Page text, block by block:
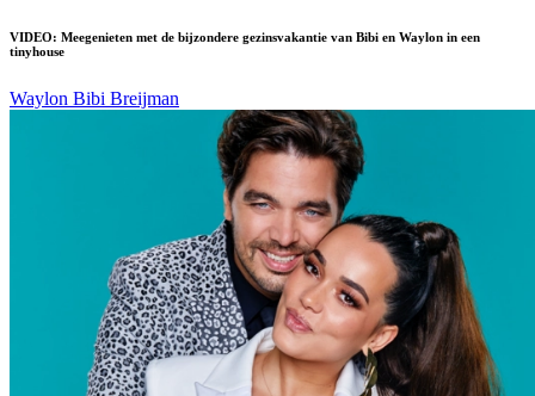
VIDEO: Meegenieten met de bijzondere gezinsvakantie van Bibi en Waylon in een
tinyhouse
Waylon Bibi Breijman